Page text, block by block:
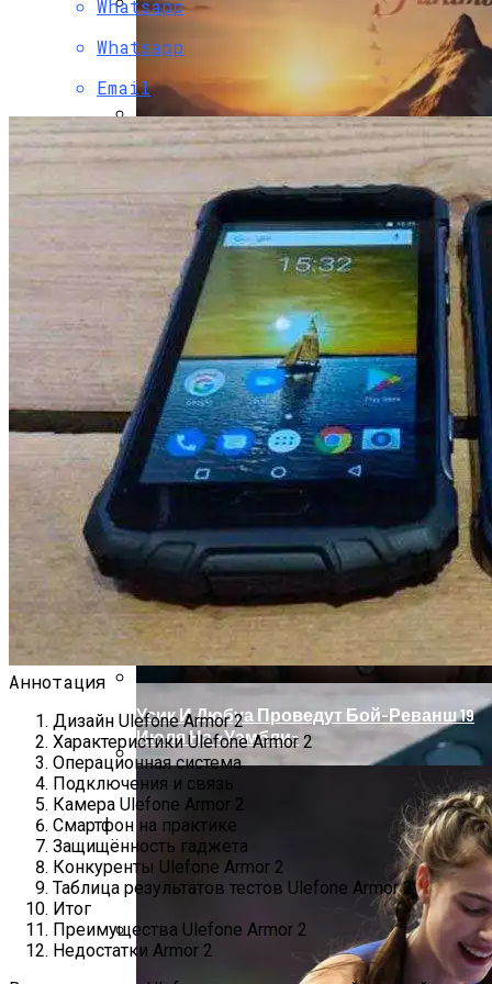
Гаражные Ворота Рольставни
Два Прораба — Информационный
Строительный Портал
Двухэтажный Дом: Подготовительный
Этап Строительства, Основные Этапы
Возведения
Проекты Домов Для Узких Длинных
Участков
Проект Дома С Верандой И Террасой +
Телевизор Картина Samsung The Frame —
Обзор Необычного Телевизора Для
Дома И Студии
LG 32UD99-W — Обзор Самого Эпического
Монитора С UltraHD 4K HDR
Paramount Получит Права На
Трансляцию UFC В США За $7,7 Млрд
Усик И Дюбуа Проведут Бой-Реванш 19
Июля На «Уэмбли»
Whatsapp
Whatsapp
Email
Аннотация
Дизайн Ulefone Armor 2
Характеристики Ulefone Armor 2
Операционная система
Подключения и связь
Камера Ulefone Armor 2
Смартфон на практике
Защищённость гаджета
Конкуренты Ulefone Armor 2
Таблица результатов тестов Ulefone Armor 2
Итог
Преимущества Ulefone Armor 2
Недостатки Armor 2